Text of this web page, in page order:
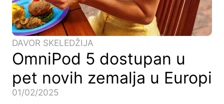
DAVOR SKELEDŽIJA
OmniPod 5 dostupan u
pet novih zemalja u Europi
01/02/2025